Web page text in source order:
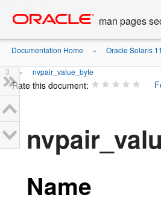
content
man pages
Documentation Home » Oracle Solaris
3 » nvpair_value_byte
Rate this document:
Name